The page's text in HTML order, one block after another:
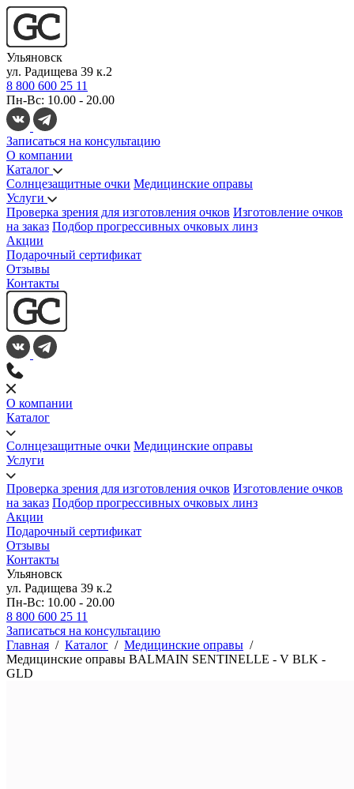
Ульяновск
ул. Радищева 39 к.2
8 800 600 25 11
Пн-Вс: 10.00 - 20.00
Записаться на консультацию
О компании
Каталог
Солнцезащитные очки Медицинские оправы
Услуги
Проверка зрения для изготовления очков Изготовление очков
на заказ Подбор прогрессивных очковых линз
Акции
Подарочный сертификат
Отзывы
Контакты
О компании
Каталог
Солнцезащитные очки Медицинские оправы
Услуги
Проверка зрения для изготовления очков Изготовление очков
на заказ Подбор прогрессивных очковых линз
Акции
Подарочный сертификат
Отзывы
Контакты
Ульяновск
ул. Радищева 39 к.2
Пн-Вс: 10.00 - 20.00
8 800 600 25 11
Записаться на консультацию
Главная / Каталог / Медицинские оправы /
Медицинские оправы BALMAIN SENTINELLE - V BLK -
GLD